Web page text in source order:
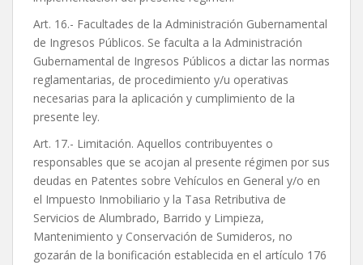
Art. 16.- Facultades de la Administración Gubernamental
de Ingresos Públicos. Se faculta a la Administración
Gubernamental de Ingresos Públicos a dictar las normas
reglamentarias, de procedimiento y/u operativas
necesarias para la aplicación y cumplimiento de la
presente ley.
Art. 17.- Limitación. Aquellos contribuyentes o
responsables que se acojan al presente régimen por sus
deudas en Patentes sobre Vehículos en General y/o en
el Impuesto Inmobiliario y la Tasa Retributiva de
Servicios de Alumbrado, Barrido y Limpieza,
Mantenimiento y Conservación de Sumideros, no
gozarán de la bonificación establecida en el artículo 176